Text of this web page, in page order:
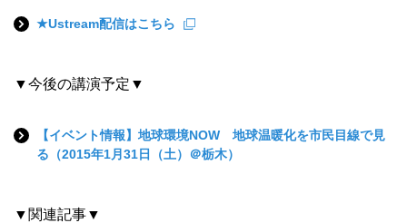
★Ustream配信はこちら
▼今後の講演予定▼
【イベント情報】地球環境NOW 地球温暖化を市民目線で見
る（2015年1月31日（土）＠栃木）
▼関連記事▼